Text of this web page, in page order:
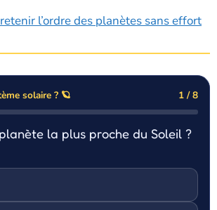
l’ordre des planètes sans effort
solaire ? 🪐 1 / 8
la plus proche du Soleil ?